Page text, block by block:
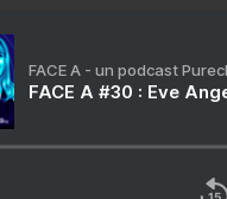
FACE A - un podcast
FACE A #30 : Eve